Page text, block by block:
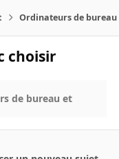
Ordinateurs de bureau
choisir
de bureau et